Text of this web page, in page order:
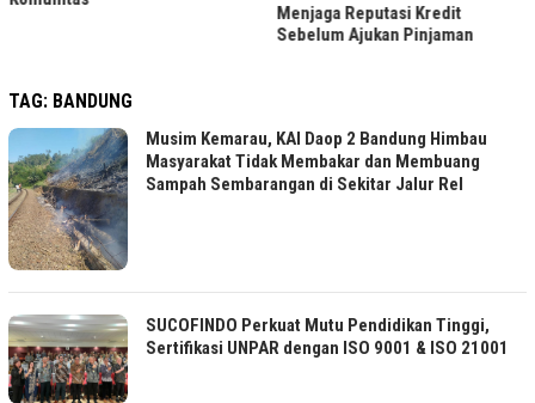
LRT Jabodebek Gelar Lomba
Foto Berhadiah, Cek
TAG: BANDUNG
Musim Kemarau, KAI Daop 2 Bandung Himbau
Masyarakat Tidak Membakar dan Membuang
Sampah Sembarangan di Sekitar Jalur Rel
SUCOFINDO Perkuat Mutu Pendidikan Tinggi,
Sertifikasi UNPAR dengan ISO 9001 & ISO 21001